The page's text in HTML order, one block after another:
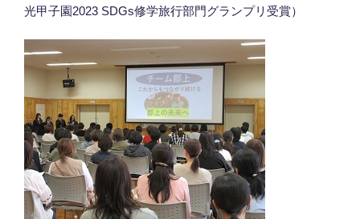
光甲子園2023 SDGs修学旅行部門グランプリ受賞）